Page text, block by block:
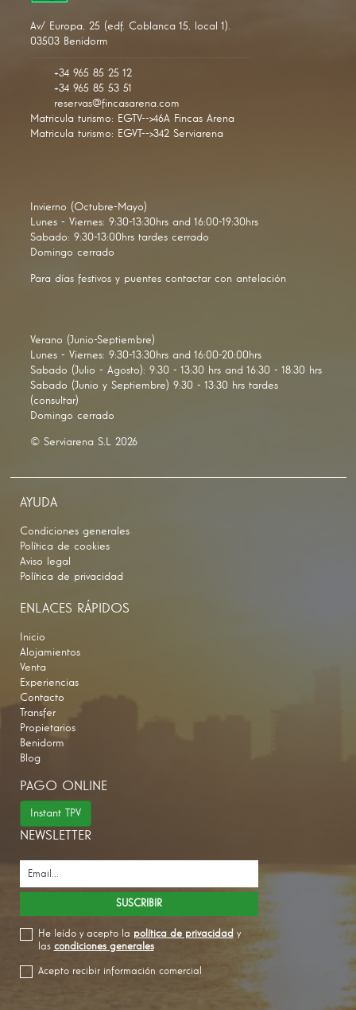
Av/ Europa, 25 (edf. Coblanca 15, local 1).
03503 Benidorm
+34 965 85 25 12
+34 965 85 53 51
reservas@fincasarena.com
Matricula turismo: EGTV-->46A Fincas Arena
Matricula turismo: EGVT-->342 Serviarena
Invierno (Octubre-Mayo)
Lunes - Viernes: 9:30-13:30hrs and 16:00-19:30hrs
Sabado: 9:30-13:00hrs tardes cerrado
Domingo cerrado
Para días festivos y puentes contactar con antelación
Verano (Junio-Septiembre)
Lunes - Viernes: 9:30-13:30hrs and 16:00-20:00hrs
Sabado (Julio - Agosto): 9:30 - 13:30 hrs and 16:30 - 18:30 hrs
Sabado (Junio y Septiembre) 9:30 - 13:30 hrs tardes
(consultar)
Domingo cerrado
© Serviarena S.L 2026
AYUDA
Condiciones generales
Política de cookies
Aviso legal
Política de privacidad
ENLACES RÁPIDOS
Inicio
Alojamientos
Venta
Experiencias
Contacto
Transfer
Propietarios
Benidorm
Blog
PAGO ONLINE
Instant TPV
NEWSLETTER
He leído y acepto la política de privacidad y
las condiciones generales
Acepto recibir información comercial